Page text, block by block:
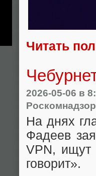
Читать
2026-05-06 в
Роскомнадзор
На днях
Фадеев
VPN, ищут
говорит».